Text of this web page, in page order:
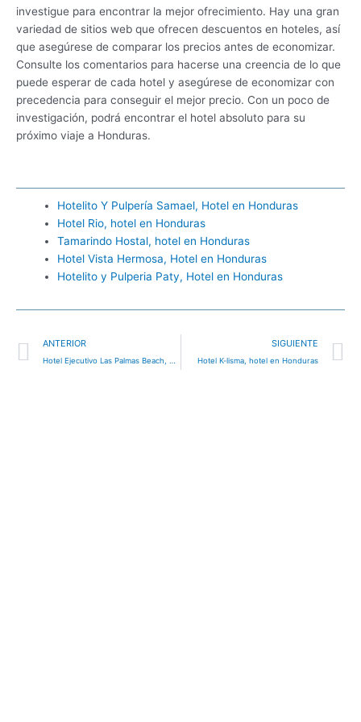
investigue para encontrar la mejor ofrecimiento. Hay una gran
variedad de sitios web que ofrecen descuentos en hoteles, así
que asegúrese de comparar los precios antes de economizar.
Consulte los comentarios para hacerse una creencia de lo que
puede esperar de cada hotel y asegúrese de economizar con
precedencia para conseguir el mejor precio. Con un poco de
investigación, podrá encontrar el hotel absoluto para su
próximo viaje a Honduras.
Hotelito Y Pulpería Samael, Hotel en Honduras
Hotel Rio, hotel en Honduras
Tamarindo Hostal, hotel en Honduras
Hotel Vista Hermosa, Hotel en Honduras
Hotelito y Pulperia Paty, Hotel en Honduras
Ant
ANTERIOR
Hotel Ejecutivo Las Palmas Beach, hotel en Honduras
SIGUIENTE
Hotel K-lisma, hotel en Honduras